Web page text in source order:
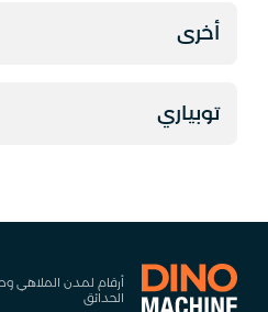
أخرى
توبياري
أرقام لمدن الملاهي
الحدائق